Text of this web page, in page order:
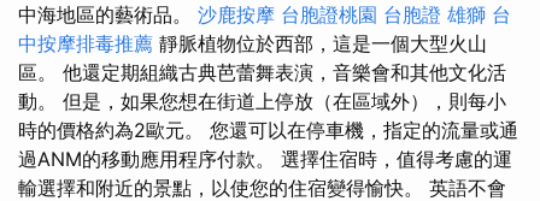
中海地區的藝術品。 沙鹿按摩 台胞證桃園 台胞證 雄獅 台
中按摩排毒推薦 靜脈植物位於西部，這是一個大型火山
區。 他還定期組織古典芭蕾舞表演，音樂會和其他文化活
動。 但是，如果您想在街道上停放（在區域外），則每小
時的價格約為2歐元。 您還可以在停車機，指定的流量或通
過ANM的移動應用程序付款。 選擇住宿時，值得考慮的運
輸選擇和附近的景點，以使您的住宿變得愉快。 英語不會